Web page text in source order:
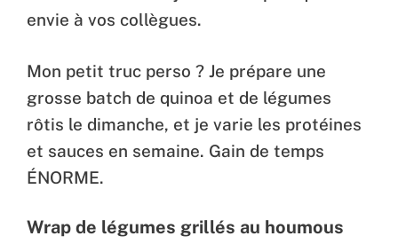
envie à vos collègues.
Mon petit truc perso ? Je prépare une
grosse batch de quinoa et de légumes
rôtis le dimanche, et je varie les protéines
et sauces en semaine. Gain de temps
ÉNORME.
Wrap de légumes grillés au houmous